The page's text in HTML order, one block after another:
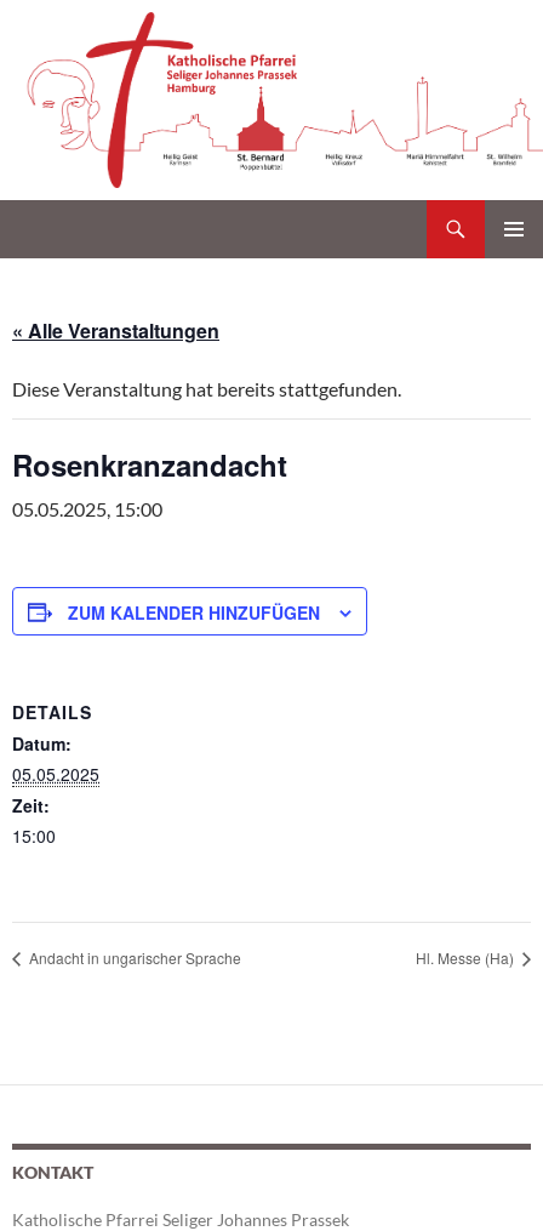
« Alle Veranstaltungen
Diese Veranstaltung hat bereits stattgefunden.
Rosenkranzandacht
05.05.2025, 15:00
ZUM KALENDER HINZUFÜGEN
DETAILS
Datum:
05.05.2025
Zeit:
15:00
Andacht in ungarischer Sprache Hl. Messe (Ha)
KONTAKT
Katholische Pfarrei Seliger Johannes Prassek